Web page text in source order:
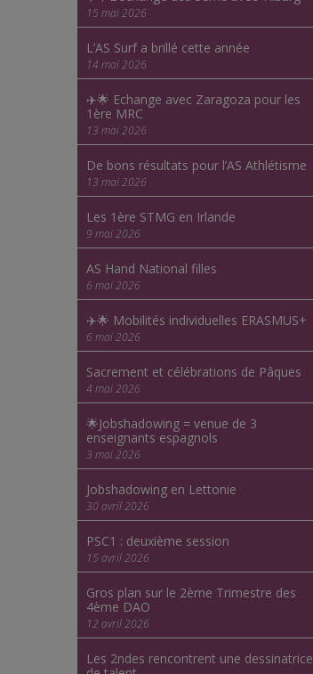
15 mai 2026
L’AS Surf a brillé cette année
14 mai 2026
✈️🌟 Echange avec Zaragoza pour les
1ère MRC
13 mai 2026
De bons résultats pour l’AS Athlétisme
13 mai 2026
Les 1ère STMG en Irlande
9 mai 2026
AS Hand National filles
6 mai 2026
✈️🌟 Mobilités individuelles ERASMUS+
6 mai 2026
Sacrement et célébrations de Pâques
4 mai 2026
🌟Jobshadowing = venue de 3
enseignants espagnols
3 mai 2026
Jobshadowing en Lettonie
30 avril 2026
PSC1 : deuxième session
15 avril 2026
Gros plan sur le 2ème Trimestre des
4ème DAO
12 avril 2026
Les 2ndes rencontrent une dessinatrice